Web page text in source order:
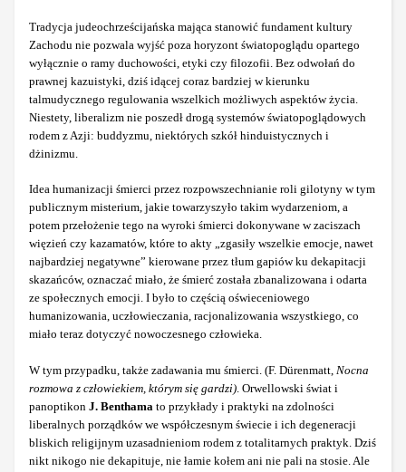
Tradycja judeochrześcijańska mająca stanowić fundament kultury
Zachodu nie pozwala wyjść poza horyzont światopoglądu opartego
wyłącznie o ramy duchowości, etyki czy filozofii. Bez odwołań do
prawnej kazuistyki, dziś idącej coraz bardziej w kierunku
talmudycznego regulowania wszelkich możliwych aspektów życia.
Niestety, liberalizm nie poszedł drogą systemów światopoglądowych
rodem z Azji: buddyzmu, niektórych szkół hinduistycznych i
dżinizmu.
Idea humanizacji śmierci przez rozpowszechnianie roli gilotyny w tym
publicznym misterium, jakie towarzyszyło takim wydarzeniom, a
potem przełożenie tego na wyroki śmierci dokonywane w zaciszach
więzień czy kazamatów, które to akty „zgasiły wszelkie emocje, nawet
najbardziej negatywne” kierowane przez tłum gapiów ku dekapitacji
skazańców, oznaczać miało, że śmierć została zbanalizowana i odarta
ze społecznych emocji. I było to częścią oświeceniowego
humanizowania, uczłowieczania, racjonalizowania wszystkiego, co
miało teraz dotyczyć nowoczesnego człowieka.
W tym przypadku, także zadawania mu śmierci. (F. Dürenmatt, Nocna
rozmowa z człowiekiem, którym się gardzi). Orwellowski świat i
panoptikon J. Benthama to przykłady i praktyki na zdolności
liberalnych porządków we współczesnym świecie i ich degeneracji
bliskich religijnym uzasadnieniom rodem z totalitarnych praktyk. Dziś
nikt nikogo nie dekapituje, nie łamie kołem ani nie pali na stosie. Ale